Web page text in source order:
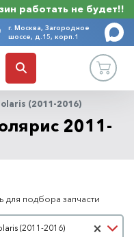
работать не будет!!
г. Москва, Загородное
шоссе, д.15, корп.1
(2011-2016)
2011-
для подбора запчасти
автомобиля
×
(2011-2016)